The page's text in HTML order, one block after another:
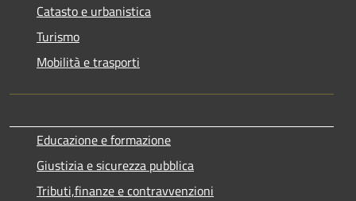
Catasto e urbanistica
Turismo
Mobilità e trasporti
Educazione e formazione
Giustizia e sicurezza pubblica
Tributi,finanze e contravvenzioni